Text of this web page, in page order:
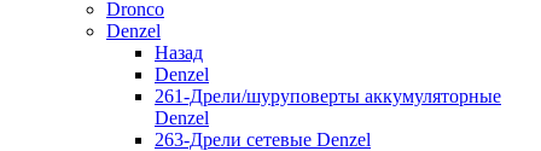
Dronco
Denzel
Назад
Denzel
261-Дрели/шуруповерты аккумуляторные
Denzel
263-Дрели сетевые Denzel